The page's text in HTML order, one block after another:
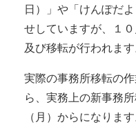
日）」や「けんぽだ
せしていますが、１
及び移転が行われます
実際の事務所移転の
ら、実務上の新事務
（月）からになります